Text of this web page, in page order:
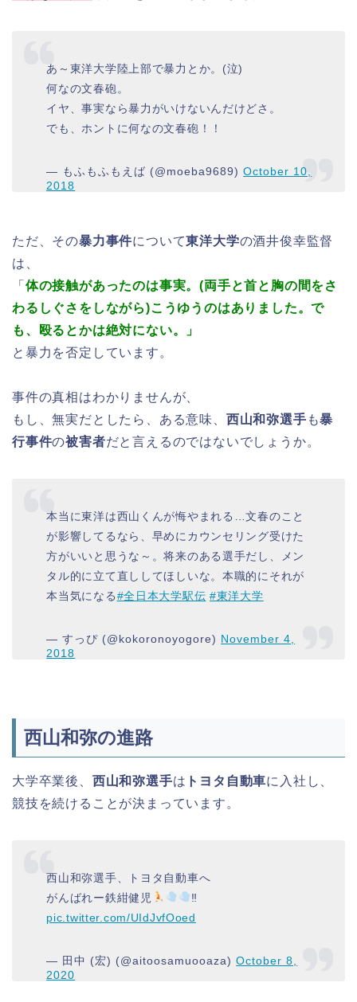
あ～東洋大学陸上部で暴力とか。(泣)
何なの文春砲。
イヤ、事実なら暴力がいけないんだけどさ。
でも、ホントに何なの文春砲！！
— もふもふもえば (@moeba9689)October 10,
2018
ただ、その暴力事件について東洋大学の酒井俊幸監督
は、
「 体の接触があったのは事実。(両手と首と胸の間をさ
わるしぐさをしながら)こうゆうのはありました。で
も、殴るとかは絶対にない。」
と暴力を否定しています。
事件の真相はわかりませんが、
もし、無実だとしたら、ある意味、 西山和弥選手 も暴
行事件の被害者だと言えるのではないでしょうか。
本当に東洋は西山くんが悔やまれる…文春のこと
が影響してるなら、早めにカウンセリング受けた
方がいいと思うな～。将来のある選手だし、メン
タル的に立て直ししてほしいな。本職的にそれが
本当気になる#全日本大学駅伝 #東洋大学
— すっぴ (@kokoronoyogore) November 4,
2018
西山和弥の進路
大学卒業後、 西山和弥選手は トヨタ自動車に入社し、
競技を続けることが決まっています。
西山和弥選手、トヨタ自動車へ
がんばれー鉄紺健児
‼
pic.twitter.com/UIdJvfOoed
— 田中 (宏) (@aitoosamuooaza)October 8,
2020